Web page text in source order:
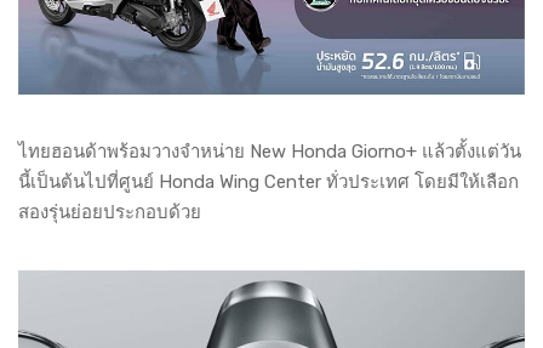
ไทยฮอนด้าพร้อมวางจำหน่าย New Honda Giorno+ แล้วตั้งแต่วัน
นี้เป็นต้นไปที่ศูนย์ Honda Wing Center ทั่วประเทศ โดยมีให้เลือก
สองรุ่นย่อยประกอบด้วย